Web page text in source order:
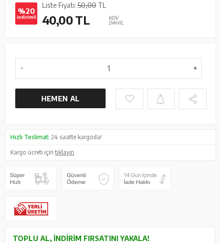
%20
indirimli
Liste Fiyatı: 50,00 TL
40,00TL
KDV
DAHİL
HEMEN AL
Hızlı Teslimat: 24 saatte kargoda!
Kargo ücreti içintıklayın
TOPLU AL, İNDIRIM FIRSATINI YAKALA!